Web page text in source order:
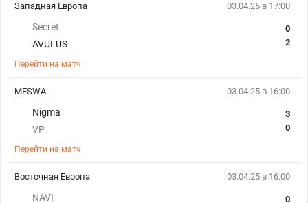
03.04.25 в 17:00
Secret
AVULUS
0
2
Перейти на матч
Западная Европа
03.04.25 в 16:00
Nigma
VP
3
0
Перейти на матч
MESWA
03.04.25 в 16:00
NAVI 0
Восточная Европа